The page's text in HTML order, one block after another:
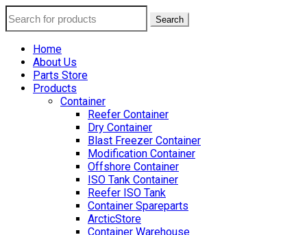
Search
Home
About Us
Parts Store
Products
Container
Reefer Container
Dry Container
Blast Freezer Container
Modification Container
Offshore Container
ISO Tank Container
Reefer ISO Tank
Container Spareparts
ArcticStore
Container Warehouse